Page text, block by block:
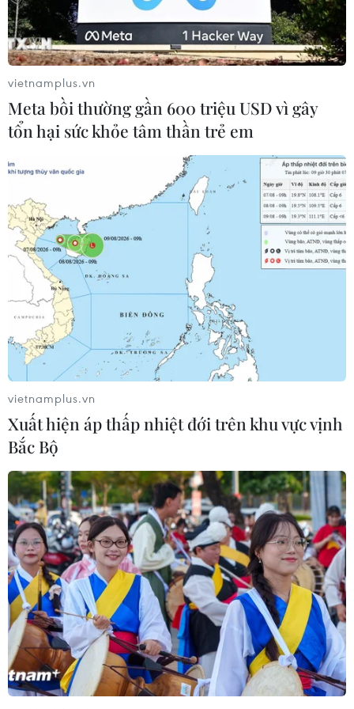
Các trụ điện gió của Nhà máy điện gió số 5-Ninh Thuận.
(Nguồn: TTXVN)
Chính phủ mới đây đã yêu cầu Bộ Công Thương
tiếp tục rà soát, hoàn thiện Quy hoạch điện VIII
theo hướng đảm bảo cao nhất cân bằng cung
cầu nội vùng, cân đối dự phòng công suất
tại Hội nghị về biến đổi khí hậu của Liên hợp
quốc (COP26) vừa qua...
này cần đưa năng lượng tái tạo phát triển
nhanh hơn, bên cạnh việc loại bỏ bớt các dự án
điện than.
Đẩy nhanh điện sạch
Đây là lần thứ ba trong năm nay 2021, Chính
phủ yêu cầu Bộ Công Thương hoàn thiện lại quy
hoạch này. Trao đổi với TTXVN về dự thảo Quy
hoạch điện VIII, ông Sean Huang - quản lý phát
triển của Copenhagen Offshore Partners (COP) -
vietnamplus.vn
Meta bồi thường gần 600 triệu USD vì gây
tổn hại sức khỏe tâm thần trẻ em
vietnamplus.vn
Xuất hiện áp thấp nhiệt đới trên khu vực vịnh
Bắc Bộ